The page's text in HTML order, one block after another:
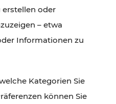
erstellen oder
– etwa
Informationen zu
Kategorien Sie
können Sie